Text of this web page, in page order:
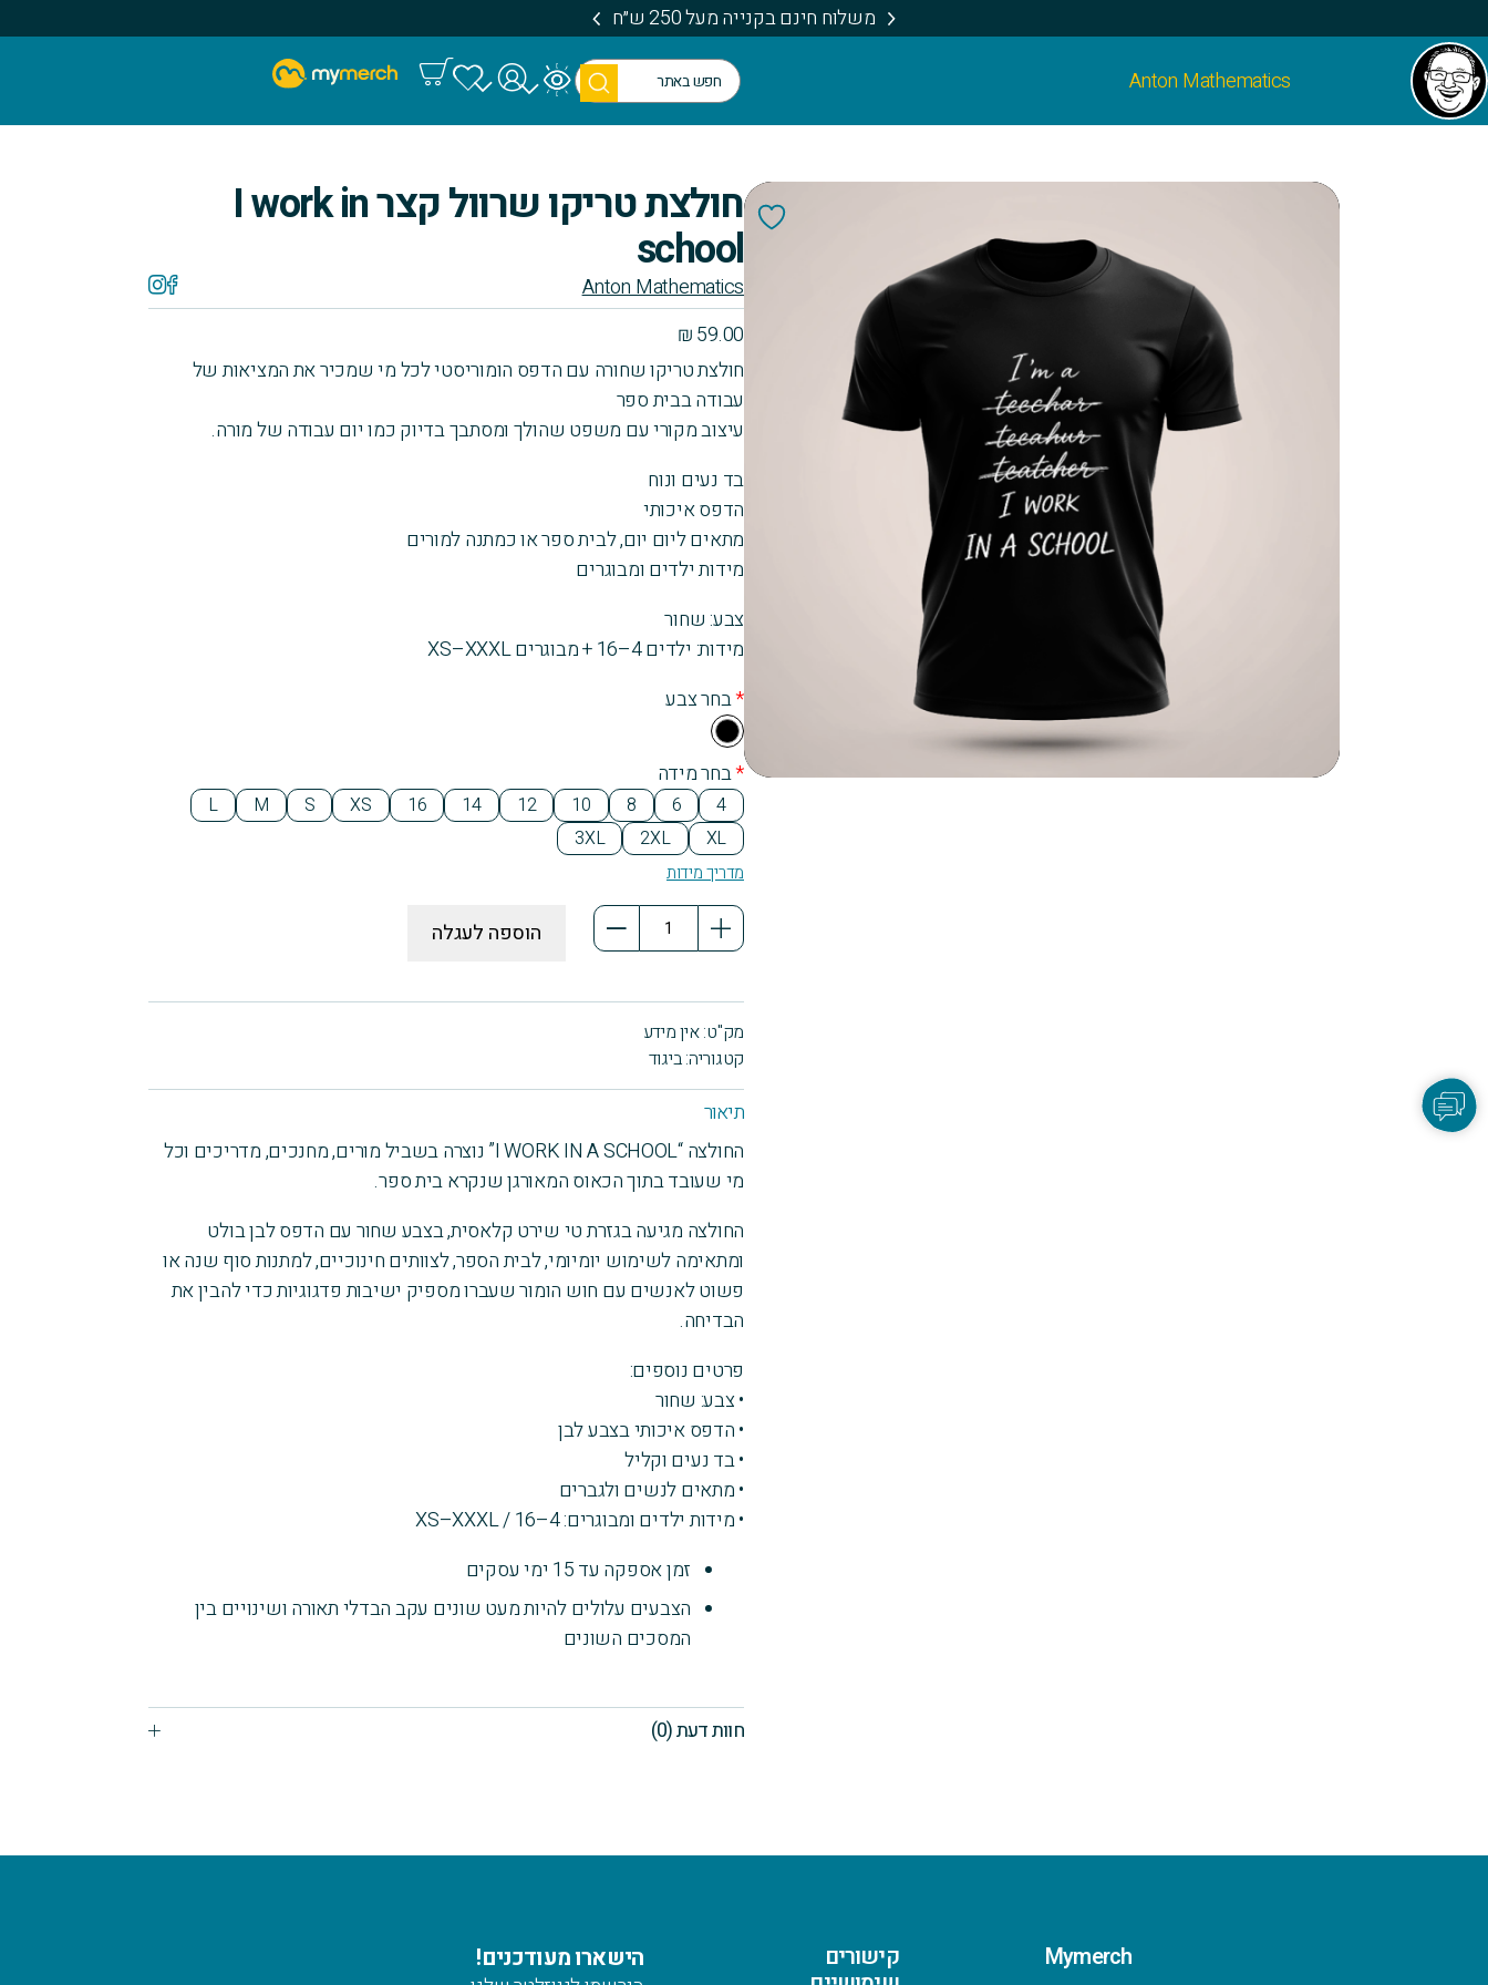
משלוח חינם בקנייה מעל 250 ש״ח
Anton Mathematics
חיפו
ש
חולצת טריקו שרוול קצר I work in
school
Anton Mathematics
₪59.00
חולצת טריקו שחורה עם הדפס הומוריסטי לכל מי שמכיר את המציאות של
עבודה בבית ספר
עיצוב מקורי עם משפט שהולך ומסתבך בדיוק כמו יום עבודה של מורה.
בד נעים ונוח
הדפס איכותי
מתאים ליום יום, לבית ספר או כמתנה למורים
מידות ילדים ומבוגרים
צבע: שחור
מידות: ילדים 4–16 + מבוגרים XS–XXXL
*בחר צבע
Bla
ck
*בחר מידה
4
6
8
10
12
14
16
XS
S
M
L
XL
2XL
3XL
מדריך מידות
כמות
של
טריקו
שרוול
קצר
I
in
school
הוספה לעגלה
תיאור
החולצה “I WORK IN A SCHOOL” נוצרה בשביל מורים, מחנכים, מדריכים וכל
מי שעובד בתוך הכאוס המאורגן שנקרא בית ספר.
החולצה מגיעה בגזרת טי שירט קלאסית, בצבע שחור עם הדפס לבן בולט
ומתאימה לשימוש יומיומי, לבית הספר, לצוותים חינוכיים, למתנות סוף שנה או
פשוט לאנשים עם חוש הומור שעברו מספיק ישיבות פדגוגיות כדי להבין את
הבדיחה.
פרטים נוספים:
• צבע: שחור
• הדפס איכותי בצבע לבן
• בד נעים וקליל
• מתאים לנשים ולגברים
• מידות ילדים ומבוגרים: 4–16 / XS–XXXL
זמן אספקה עד 15 ימי עסקים
הצבעים עלולים להיות מעט שונים עקב הבדלי תאורה ושינויים בין
המסכים השונים
חוות דעת (0)
מק"ט:אין מידע
קטגוריה:ביגוד
Mymerch
קישורים
הישארו מעודכנים!